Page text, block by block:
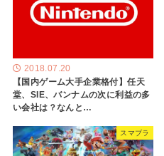
2018.07.20
【国内ゲーム大手企業格付】任天
堂、SIE、バンナムの次に利益の多
い会社は？なんと…
スマブラ